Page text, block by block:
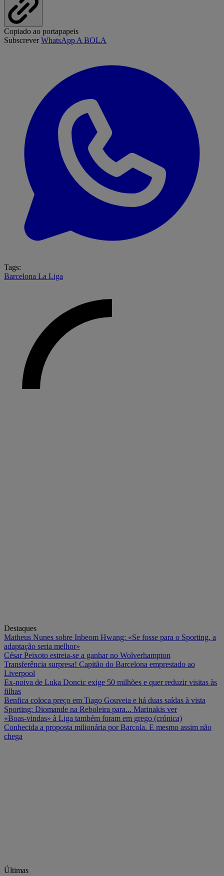
Copiado ao portapapeis
SubscreverWhatsApp A BOLA
Tags:
Barcelona La Liga
Destaques
Matheus Nunes sobre Inbeom Hwang: «Se fosse para o Sporting, a
adaptação seria melhor»
César Peixoto estreia-se a ganhar no Wolverhampton
Transferência surpresa! Capitão do Barcelona emprestado ao
Liverpool
Ex-noiva de Luka Doncic exige 50 milhões e quer reduzir visitas às
filhas
Benfica coloca preço em Tiago Gouveia e há duas saídas à vista
Sporting: Diomande na Reboleira para... Marinakis ver
«Boas-vindas» à Liga também foram em grego (crónica)
Conhecida a proposta milionária por Barcola. E mesmo assim não
chega
Últimas